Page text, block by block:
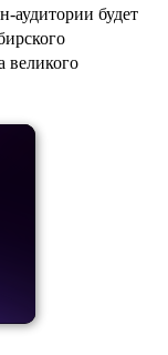
аудитории будет
великого